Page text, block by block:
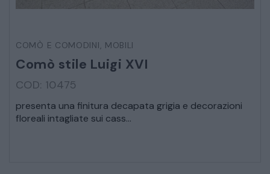
VEICOLI D’EPOCA
COMÒ E COMODINI, MOBILI
Comò stile Luigi XVI
COD: 10475
presenta una finitura decapata grigia e decorazioni
floreali intagliate sui cass...